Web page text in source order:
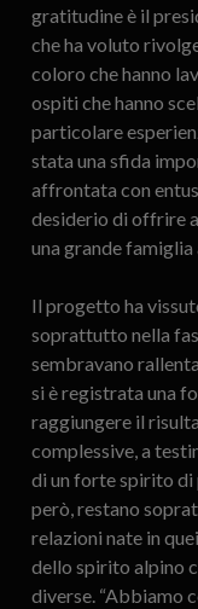
gratitudine è il
che ha voluto
coloro che hanno
ospiti che hanno
particolare
stata una sfida
affrontata con
desiderio di offrire
una grande famiglia
Il progetto ha
soprattutto nella
sembravano
si è registrata una
raggiungere il
complessive, a
di un forte spirito di
però, restano
relazioni nate in
dello spirito alpino
diverse. “Abbiamo